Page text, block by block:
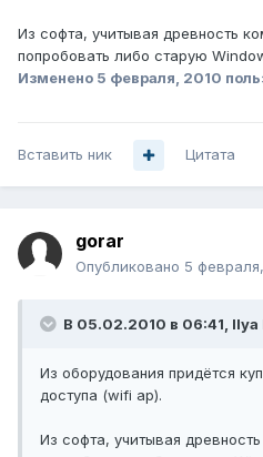
Из софта, учитывая древность
попробовать либо старую
Изменено 5 февраля, 2010
Вставить ник Цитата
gorar
Опубликовано 5
В 05.02.2010 в 06:41, Ilya
Из оборудования придётся
доступа (wifi ap).
Из софта, учитывая